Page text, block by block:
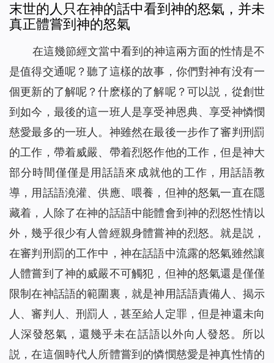
末世的人只在神的話中看到神的怒氣，并未
真正體嘗到神的怒氣
在這幾節經文當中看到的神這兩方面的性情是不
是值得交通呢？聽了這樣的故事，你們對神有没有一
個更新的了解呢？什麽樣的了解呢？可以説，從創世
到如今，最後的這一班人是享受神恩典、享受神憐憫
慈愛最多的一班人。神雖然在最後一步作了審判刑罰
的工作，帶着威嚴、帶着烈怒作他的工作，但是神大
部分時間僅僅是用話語來成就他的工作，用話語教
導，用話語澆灌、供應、喂養，但神的怒氣一直在隱
藏着，人除了在神的話語中能體會到神的烈怒性情以
外，幾乎很少有人曾經親身體嘗神的烈怒。就是説，
在審判刑罰的工作中，神在話語中流露的怒氣雖然讓
人體嘗到了神的威嚴不可觸犯，但神的怒氣還是僅僅
限制在神話語的範圍裏，就是神用話語責備人、揭示
人、審判人、刑罰人，甚至給人定罪，但是神還未向
人深發怒氣，還幾乎未在話語以外向人發怒。所以
説，在這個時代人所體嘗到的憐憫慈愛是神真性情的